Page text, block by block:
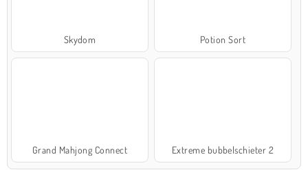
Skydom Potion Sort
Grand Mahjong Connect Extreme bubbelschieter 2